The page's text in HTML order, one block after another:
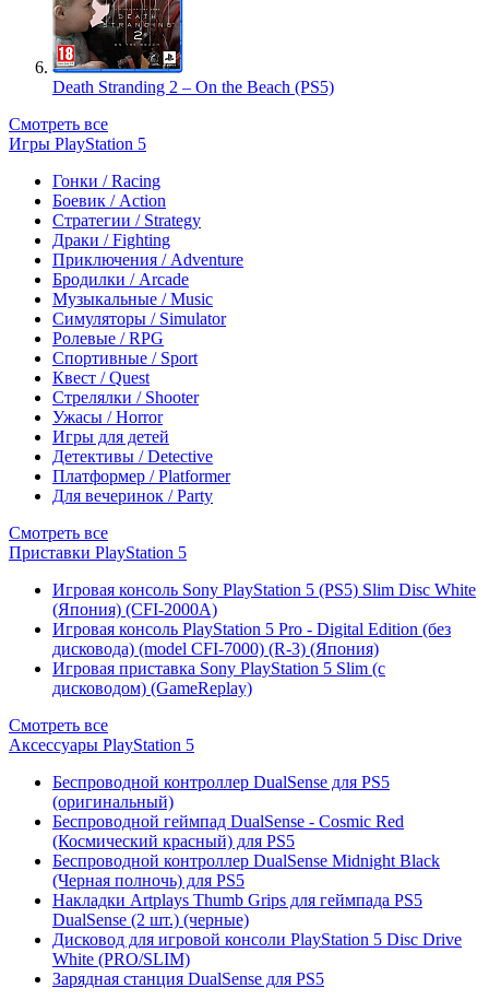
Death Stranding 2 – On the Beach (PS5)
Смотреть все
Игры PlayStation 5
Гонки / Racing
Боевик / Action
Стратегии / Strategy
Драки / Fighting
Приключения / Adventure
Бродилки / Arcade
Музыкальные / Music
Симуляторы / Simulator
Ролевые / RPG
Спортивные / Sport
Квест / Quest
Стрелялки / Shooter
Ужасы / Horror
Игры для детей
Детективы / Detective
Платформер / Platformer
Для вечеринок / Party
Смотреть все
Приставки PlayStation 5
Игровая консоль Sony PlayStation 5 (PS5) Slim Disc White
(Япония) (CFI-2000A)
Игровая консоль PlayStation 5 Pro - Digital Edition (без
дисковода) (model CFI-7000) (R-3) (Япония)
Игровая приставка Sony PlayStation 5 Slim (с
дисководом) (GameReplay)
Смотреть все
Аксессуары PlayStation 5
Беспроводной контроллер DualSense для PS5
(оригинальный)
Беспроводной геймпад DualSense - Cosmic Red
(Космический красный) для PS5
Беспроводной контроллер DualSense Midnight Black
(Черная полночь) для PS5
Накладки Artplays Thumb Grips для геймпада PS5
DualSense (2 шт.) (черные)
Дисковод для игровой консоли PlayStation 5 Disc Drive
White (PRO/SLIM)
Зарядная станция DualSense для PS5